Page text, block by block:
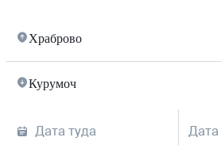
Храброво
Курумоч
Дата туда Дата